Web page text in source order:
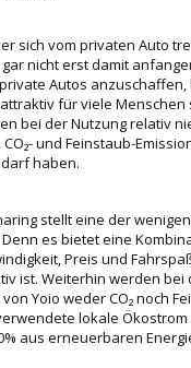
sich vom privaten Auto
nicht erst damit
Autos anzuschaffen,
für viele Menschen
bei der Nutzung relativ
und Feinstaub-
haben.
stellt eine der
es bietet eine
Preis und
ist. Weiterhin werden bei
Yoio weder CO₂ noch
lokale Ökostrom
aus erneuerbaren